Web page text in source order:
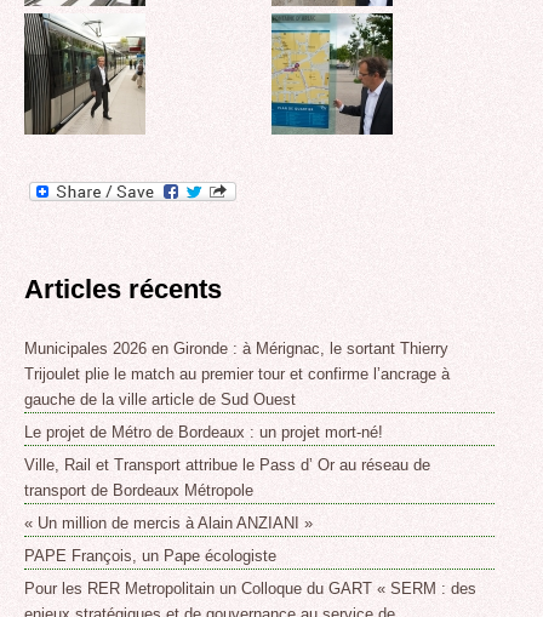
Articles récents
Municipales 2026 en Gironde : à Mérignac, le sortant Thierry
Trijoulet plie le match au premier tour et confirme l’ancrage à
gauche de la ville article de Sud Ouest
Le projet de Métro de Bordeaux : un projet mort-né!
Ville, Rail et Transport attribue le Pass d’ Or au réseau de
transport de Bordeaux Métropole
« Un million de mercis à Alain ANZIANI »
PAPE François, un Pape écologiste
Pour les RER Metropolitain un Colloque du GART « SERM : des